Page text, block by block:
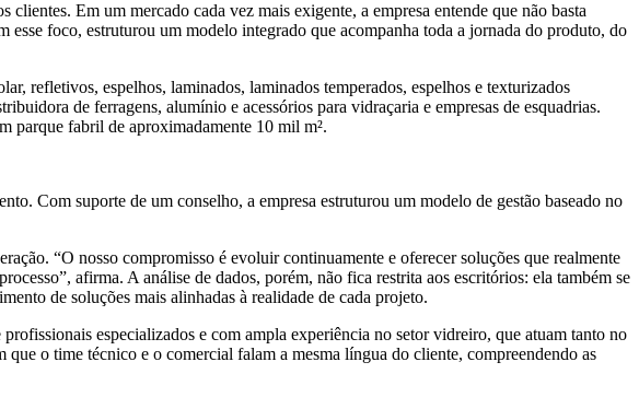
Em um mercado cada vez mais exigente, a empresa entende que não basta
foco, estruturou um modelo integrado que acompanha toda a jornada do produto, do
refletivos, espelhos, laminados, laminados temperados, espelhos e texturizados
de ferragens, alumínio e acessórios para vidraçaria e empresas de esquadrias.
parque fabril de aproximadamente 10 mil m².
Com suporte de um conselho, a empresa estruturou um modelo de gestão baseado no
“O nosso compromisso é evoluir continuamente e oferecer soluções que realmente
afirma. A análise de dados, porém, não fica restrita aos escritórios: ela também se
de soluções mais alinhadas à realidade de cada projeto.
especializados e com ampla experiência no setor vidreiro, que atuam tanto no
o time técnico e o comercial falam a mesma língua do cliente, compreendendo as